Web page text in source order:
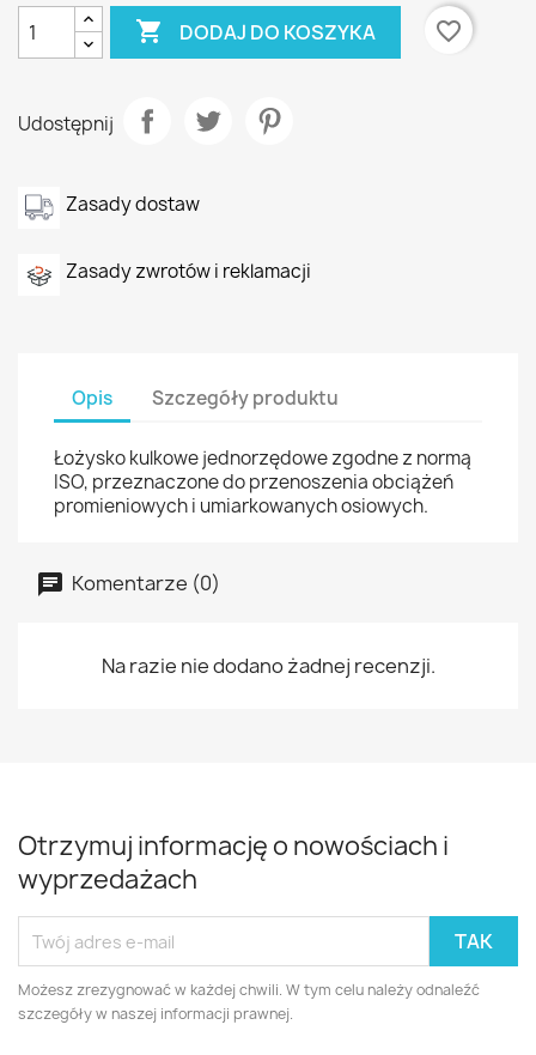
 DODAJ DO KOSZYKA favorite_border
Udostępnij
Zasady dostaw
Zasady zwrotów i reklamacji
Opis Szczegóły produktu
Łożysko kulkowe jednorzędowe zgodne z normą
ISO, przeznaczone do przenoszenia obciążeń
promieniowych i umiarkowanych osiowych.
Komentarze (0)
Na razie nie dodano żadnej recenzji.
Otrzymuj informację o nowościach i
wyprzedażach
Możesz zrezygnować w każdej chwili. W tym celu należy odnaleźć
szczegóły w naszej informacji prawnej.